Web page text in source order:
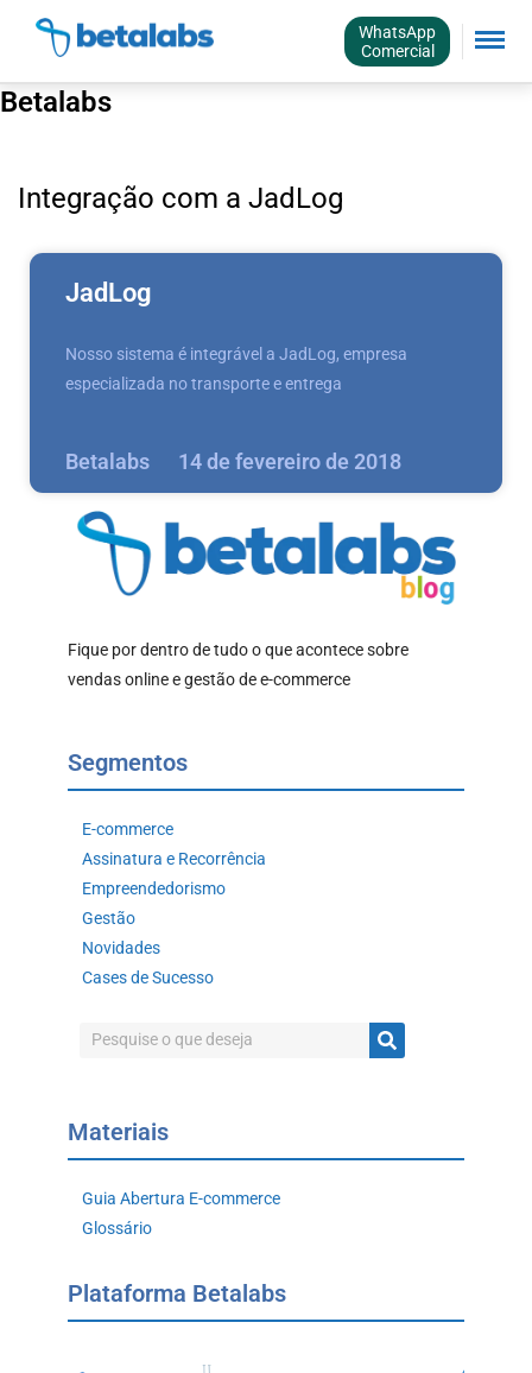
WhatsApp
Comercial
Betalabs
Integração com a JadLog
JadLog
Nosso sistema é integrável a JadLog, empresa
especializada no transporte e entrega
Betalabs 14 de fevereiro de 2018
Fique por dentro de tudo o que acontece sobre
vendas online e gestão de e-commerce
Segmentos
E-commerce
Assinatura e Recorrência
Empreendedorismo
Gestão
Novidades
Cases de Sucesso
Materiais
Guia Abertura E-commerce
Glossário
Plataforma Betalabs